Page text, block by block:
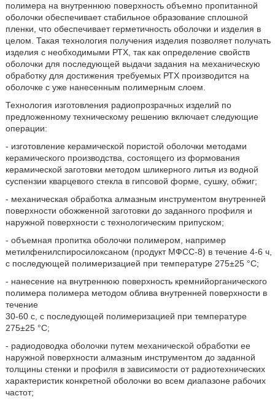
полимера на внутреннюю поверхность объемно пропитанной
оболочки обеспечивает стабильное образование сплошной
пленки, что обеспечивает герметичность оболочки и изделия в
целом. Такая технология получения изделия позволяет получать
изделия с необходимыми РТХ, так как определение свойств
оболочки для последующей выдачи задания на механическую
обработку для достижения требуемых РТХ производится на
оболочке с уже нанесенным полимерным слоем.
Технология изготовления радиопрозрачных изделий по
предложенному техническому решению включает следующие
операции:
- изготовление керамической пористой оболочки методами
керамического производства, состоящего из формования
керамической заготовки методом шликерного литья из водной
суспензии кварцевого стекла в гипсовой форме, сушку, обжиг;
- механическая обработка алмазным инструментом внутренней
поверхности обожженной заготовки до заданного профиля и
наружной поверхности с технологическим припуском;
- объемная пропитка оболочки полимером, например
метилфенилспиросилоксаном (продукт МФСС-8) в течение 4-6 ч,
с последующей полимеризацией при температуре 275±25 °С;
- нанесение на внутреннюю поверхность кремнийорганического
полимера полимера методом облива внутренней поверхности в
течение
30-60 с, с последующей полимеризацией при температуре
275±25 °С;
- радиодоводка оболочки путем механической обработки ее
наружной поверхности алмазным инструментом до заданной
толщины стенки и профиля в зависимости от радиотехнических
характеристик конкретной оболочки во всем диапазоне рабочих
частот;